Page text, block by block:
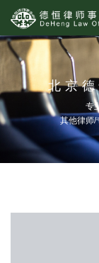
北京
专
其他律师/